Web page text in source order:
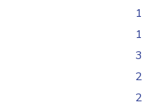
1
1
3
2
2